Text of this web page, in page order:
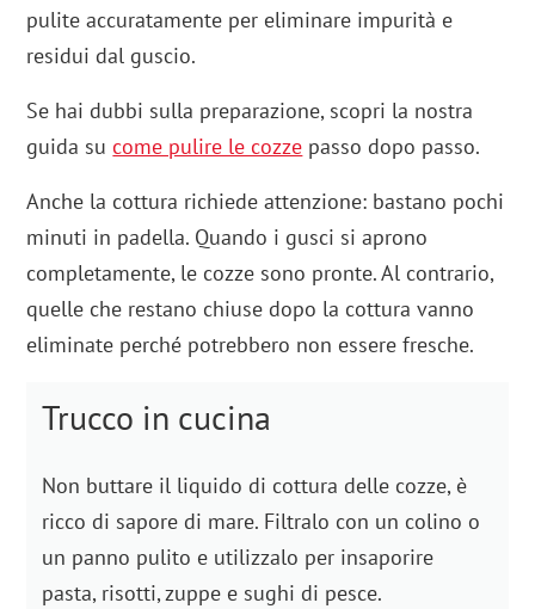
pulite accuratamente per eliminare impurità e
residui dal guscio.
Se hai dubbi sulla preparazione, scopri la nostra
guida sucome pulire le cozze passo dopo passo.
Anche la cottura richiede attenzione: bastano pochi
minuti in padella. Quando i gusci si aprono
completamente, le cozze sono pronte. Al contrario,
quelle che restano chiuse dopo la cottura vanno
eliminate perché potrebbero non essere fresche.
Trucco in cucina
Non buttare il liquido di cottura delle cozze, è
ricco di sapore di mare. Filtralo con un colino o
un panno pulito e utilizzalo per insaporire
pasta, risotti, zuppe e sughi di pesce.